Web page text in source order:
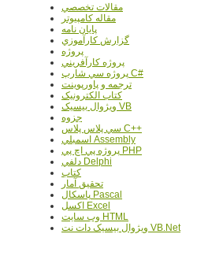
مقالات تخصصي
مقاله کامپیوتر
پایان نامه
گزارش کارآموزي
پروژه
پروژه کارآفريني
پروژه سي شارپ C#
ترجمه و پاورپوينت
کتاب الکترونيک
ويژوال بيسيک VB
جزوه
سي پلاس پلاس C++
اسمبلي Assembly
پروژه پي اچ پي PHP
دلفي Delphi
کتاب
تحقيق آمار
پاسکال Pascal
اکسل Excel
وب سايت HTML
ويژوال بيسيک دات نت VB.Net